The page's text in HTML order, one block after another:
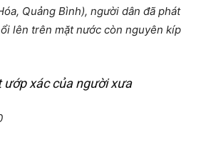
Quảng Bình), người dân đã phát
lên trên mặt nước còn nguyên kíp
xác của người xưa